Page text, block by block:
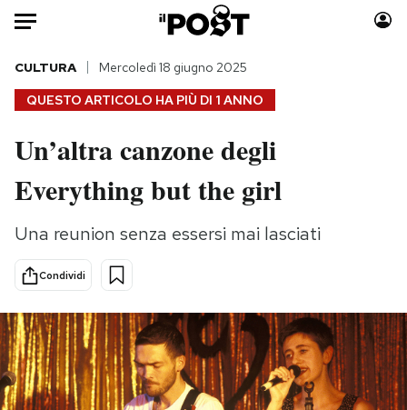
Auto
HOME
Italia
Politica
Tecnologia
Internet
Scienza
Cultura
Economia
Sport
Moda
Consumismi
Storie/Idee
Europa
Altrecose
Mondiali calcio 2026
QUESTO ARTICOLO HA PIÙ DI 1 ANNO
CULTURA Mercoledì 18 giugno 2025
Un’altra canzone degli
Everything but the girl
Una reunion senza essersi mai lasciati
Condividi